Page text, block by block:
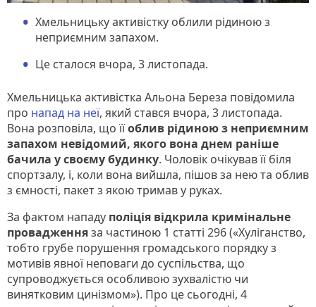
Хмельницьку активістку облили рідиною з
неприємним запахом.
Це сталося вчора, 3 листопада.
Хмельницька активістка Альона Береза повідомила
про напад на неї, який стався вчора, 3 листопада.
Вона розповіла, що їїоблив рідиною з неприємним
запахом невідомий, якого вона днем раніше
бачила у своєму будинку. Чоловік очікував її біля
спортзалу, і, коли вона вийшла, пішов за нею та облив
з ємності, пакет з якою тримав у руках.
За фактом нападу поліція відкрила кримінальне
провадженняза частиною 1 статті 296 («Хуліганство,
тобто грубе порушення громадського порядку з
мотивів явної неповаги до суспільства, що
супроводжується особливою зухвалістю чи
винятковим цинізмом»). Про це сьогодні, 4